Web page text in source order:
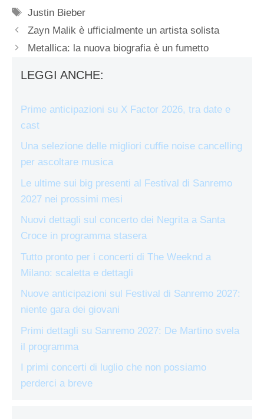
Tag
Justin Bieber
Zayn Malik è ufficialmente un artista solista
Metallica: la nuova biografia è un fumetto
LEGGI ANCHE:
Prime anticipazioni su X Factor 2026, tra date e
cast
Una selezione delle migliori cuffie noise cancelling
per ascoltare musica
Le ultime sui big presenti al Festival di Sanremo
2027 nei prossimi mesi
Nuovi dettagli sul concerto dei Negrita a Santa
Croce in programma stasera
Tutto pronto per i concerti di The Weeknd a
Milano: scaletta e dettagli
Nuove anticipazioni sul Festival di Sanremo 2027:
niente gara dei giovani
Primi dettagli su Sanremo 2027: De Martino svela
il programma
I primi concerti di luglio che non possiamo
perderci a breve